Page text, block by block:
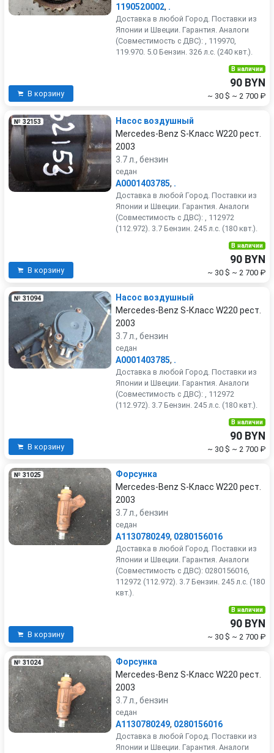
1190520002, .
Доставка в любой Город. Поставки из
Японии и Швеции. Гарантия. Аналоги
(Совместимость с ДВС): , 119970,
119.970. 5.0 Бензин. 326 л.с. (240 квт.).
В корзину
В наличии
90 BYN
~ 30 $ ~ 2 700 ₽
№ 32153
Насос воздушный
Mercedes-Benz S-Класс W220 рест.
2003
3.7 л., бензин
седан
A0001403785, .
Доставка в любой Город. Поставки из
Японии и Швеции. Гарантия. Аналоги
(Совместимость с ДВС): , 112972
(112.972). 3.7 Бензин. 245 л.с. (180 квт.).
В корзину
В наличии
90 BYN
~ 30 $ ~ 2 700 ₽
№ 31094
Насос воздушный
Mercedes-Benz S-Класс W220 рест.
2003
3.7 л., бензин
седан
A0001403785, .
Доставка в любой Город. Поставки из
Японии и Швеции. Гарантия. Аналоги
(Совместимость с ДВС): , 112972
(112.972). 3.7 Бензин. 245 л.с. (180 квт.).
В корзину
В наличии
90 BYN
~ 30 $ ~ 2 700 ₽
№ 31025
Форсунка
Mercedes-Benz S-Класс W220 рест.
2003
3.7 л., бензин
седан
A1130780249, 0280156016
Доставка в любой Город. Поставки из
Японии и Швеции. Гарантия. Аналоги
(Совместимость с ДВС): 0280156016,
112972 (112.972). 3.7 Бензин. 245 л.с. (180
квт.).
В корзину
В наличии
90 BYN
~ 30 $ ~ 2 700 ₽
№ 31024
Форсунка
Mercedes-Benz S-Класс W220 рест.
2003
3.7 л., бензин
седан
A1130780249, 0280156016
Доставка в любой Город. Поставки из
Японии и Швеции. Гарантия. Аналоги